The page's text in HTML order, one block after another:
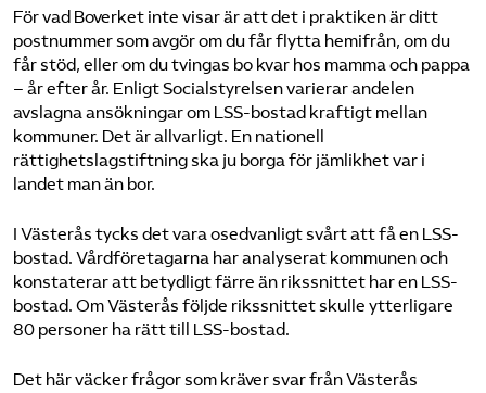
För vad Boverket inte visar är att det i praktiken är ditt
postnummer som avgör om du får flytta hemifrån, om du
får stöd, eller om du tvingas bo kvar hos mamma och pappa
– år efter år. Enligt Socialstyrelsen varierar andelen
avslagna ansökningar om LSS-bostad kraftigt mellan
kommuner. Det är allvarligt. En nationell
rättighetslagstiftning ska ju borga för jämlikhet var i
landet man än bor.
I Västerås tycks det vara osedvanligt svårt att få en LSS-
bostad. Vårdföretagarna har analyserat kommunen och
konstaterar att betydligt färre än rikssnittet har en LSS-
bostad. Om Västerås följde rikssnittet skulle ytterligare
80 personer ha rätt till LSS-bostad.
Det här väcker frågor som kräver svar från Västerås